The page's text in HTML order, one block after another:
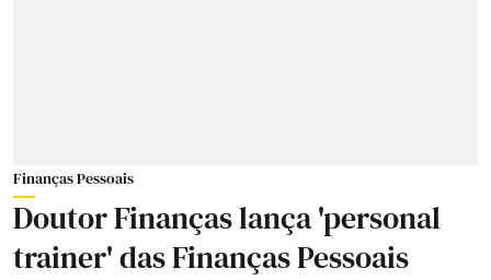
Finanças Pessoais
Doutor Finanças lança 'personal
trainer' das Finanças Pessoais